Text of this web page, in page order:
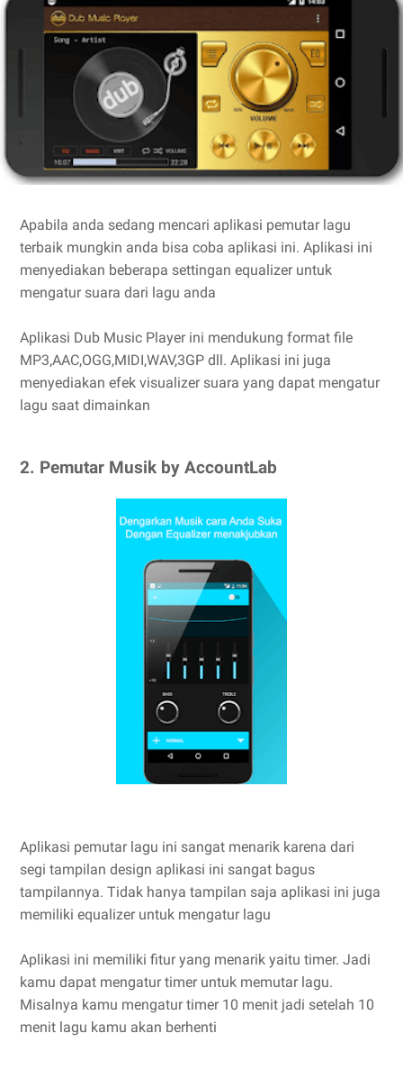
Apabila anda sedang mencari aplikasi pemutar lagu
terbaik mungkin anda bisa coba aplikasi ini. Aplikasi ini
menyediakan beberapa settingan equalizer untuk
mengatur suara dari lagu anda
Aplikasi Dub Music Player ini mendukung format file
MP3,AAC,OGG,MIDI,WAV,3GP dll. Aplikasi ini juga
menyediakan efek visualizer suara yang dapat mengatur
lagu saat dimainkan
2. Pemutar Musik by AccountLab
Aplikasi pemutar lagu ini sangat menarik karena dari
segi tampilan design aplikasi ini sangat bagus
tampilannya. Tidak hanya tampilan saja aplikasi ini juga
memiliki equalizer untuk mengatur lagu
Aplikasi ini memiliki fitur yang menarik yaitu timer. Jadi
kamu dapat mengatur timer untuk memutar lagu.
Misalnya kamu mengatur timer 10 menit jadi setelah 10
menit lagu kamu akan berhenti